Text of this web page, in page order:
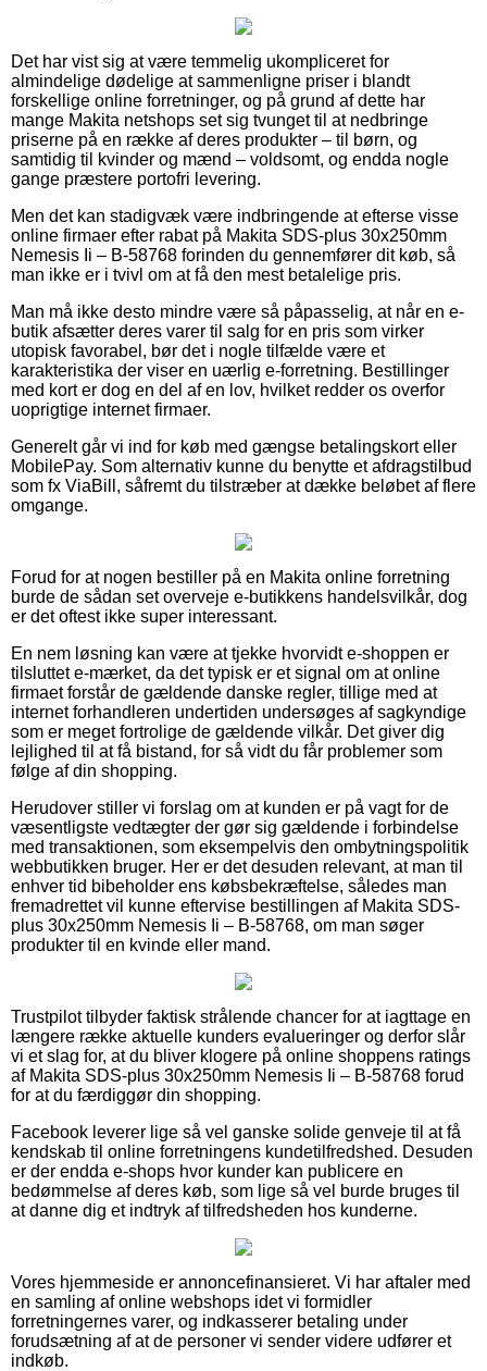
Det har vist sig at være temmelig ukompliceret for
almindelige dødelige at sammenligne priser i blandt
forskellige online forretninger, og på grund af dette har
mange Makita netshops set sig tvunget til at nedbringe
priserne på en række af deres produkter – til børn, og
samtidig til kvinder og mænd – voldsomt, og endda nogle
gange præstere portofri levering.
Men det kan stadigvæk være indbringende at efterse visse
online firmaer efter rabat på Makita SDS-plus 30x250mm
Nemesis Ii – B-58768 forinden du gennemfører dit køb, så
man ikke er i tvivl om at få den mest betalelige pris.
Man må ikke desto mindre være så påpasselig, at når en e-
butik afsætter deres varer til salg for en pris som virker
utopisk favorabel, bør det i nogle tilfælde være et
karakteristika der viser en uærlig e-forretning. Bestillinger
med kort er dog en del af en lov, hvilket redder os overfor
uoprigtige internet firmaer.
Generelt går vi ind for køb med gængse betalingskort eller
MobilePay. Som alternativ kunne du benytte et afdragstilbud
som fx ViaBill, såfremt du tilstræber at dække beløbet af flere
omgange.
Forud for at nogen bestiller på en Makita online forretning
burde de sådan set overveje e-butikkens handelsvilkår, dog
er det oftest ikke super interessant.
En nem løsning kan være at tjekke hvorvidt e-shoppen er
tilsluttet e-mærket, da det typisk er et signal om at online
firmaet forstår de gældende danske regler, tillige med at
internet forhandleren undertiden undersøges af sagkyndige
som er meget fortrolige de gældende vilkår. Det giver dig
lejlighed til at få bistand, for så vidt du får problemer som
følge af din shopping.
Herudover stiller vi forslag om at kunden er på vagt for de
væsentligste vedtægter der gør sig gældende i forbindelse
med transaktionen, som eksempelvis den ombytningspolitik
webbutikken bruger. Her er det desuden relevant, at man til
enhver tid bibeholder ens købsbekræftelse, således man
fremadrettet vil kunne eftervise bestillingen af Makita SDS-
plus 30x250mm Nemesis Ii – B-58768, om man søger
produkter til en kvinde eller mand.
Trustpilot tilbyder faktisk strålende chancer for at iagttage en
længere række aktuelle kunders evalueringer og derfor slår
vi et slag for, at du bliver klogere på online shoppens ratings
af Makita SDS-plus 30x250mm Nemesis Ii – B-58768 forud
for at du færdiggør din shopping.
Facebook leverer lige så vel ganske solide genveje til at få
kendskab til online forretningens kundetilfredshed. Desuden
er der endda e-shops hvor kunder kan publicere en
bedømmelse af deres køb, som lige så vel burde bruges til
at danne dig et indtryk af tilfredsheden hos kunderne.
Vores hjemmeside er annoncefinansieret. Vi har aftaler med
en samling af online webshops idet vi formidler
forretningernes varer, og indkasserer betaling under
forudsætning af at de personer vi sender videre udfører et
indkøb.